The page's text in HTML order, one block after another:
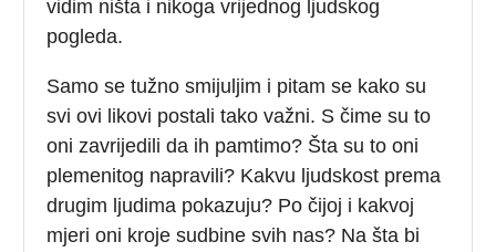
vidim ništa i nikoga vrijednog ljudskog
pogleda.
Samo se tužno smijuljim i pitam se kako su
svi ovi likovi postali tako važni. S čime su to
oni zavrijedili da ih pamtimo? Šta su to oni
plemenitog napravili? Kakvu ljudskost prema
drugim ljudima pokazuju? Po čijoj i kakvoj
mjeri oni kroje sudbine svih nas? Na šta bi